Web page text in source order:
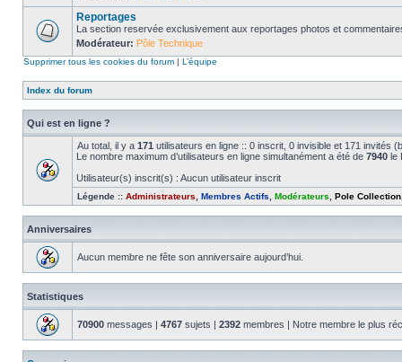
Reportages
La section reservée exclusivement aux reportages photos et
Modérateur: Pôle Technique
Supprimer tous les cookies du forum | L’équipe
Index du forum
Qui est en ligne ?
Au total, il y a 171 utilisateurs en ligne :: 0 inscrit, 0 invisible et 171 invités
Le nombre maximum d’utilisateurs en ligne simultanément a été de 7940 le
Utilisateur(s) inscrit(s) : Aucun utilisateur inscrit
Légende :: Administrateurs Membres Actifs Modérateurs Pole Collection
Anniversaires
Aucun membre ne fête son anniversaire aujourd’hui.
Statistiques
70900 messages | 4767 sujets | 2392 membres | Notre membre le plus